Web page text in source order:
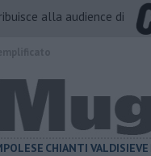
alla audience di
CHIANTI VALDISIEVE